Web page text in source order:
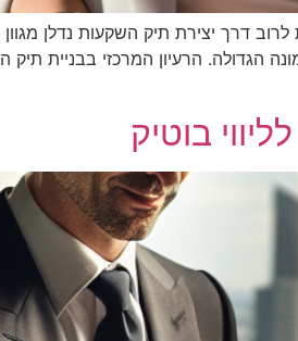
דרך יצירת תיק השקעות נדלן
הגדולה. הרעיון המרכזי בבניית
בוטיק